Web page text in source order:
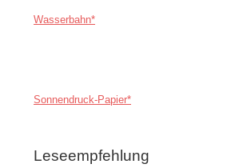
Wasserbahn*
Sonnendruck-Papier*
Leseempfehlung